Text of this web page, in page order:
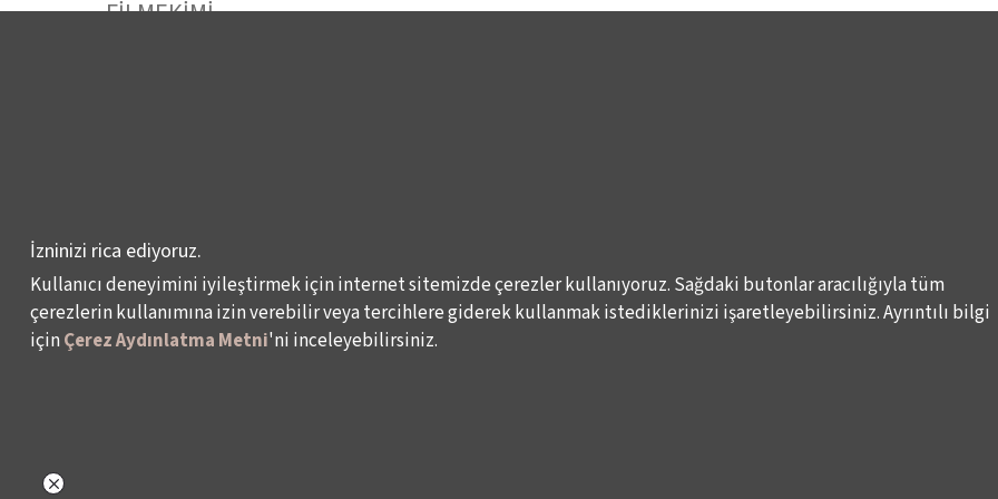
FİLMEKİMİ
KÜLTÜR POLİTİKALARI
ÇALIŞMALARI
İzninizi rica ediyoruz.
Kullanıcı deneyimini iyileştirmek için internet sitemizde çerezler kullanıyoruz. Sağdaki butonlar aracılığıyla tüm
çerezlerin kullanımına izin verebilir veya tercihlere giderek kullanmak istediklerinizi işaretleyebilirsiniz. Ayrıntılı bilgi
için Çerez Aydınlatma Metni'ni inceleyebilirsiniz.